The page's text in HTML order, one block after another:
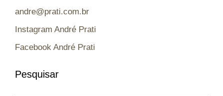
andre@prati.com.br
Instagram André Prati
Facebook André Prati
Pesquisar